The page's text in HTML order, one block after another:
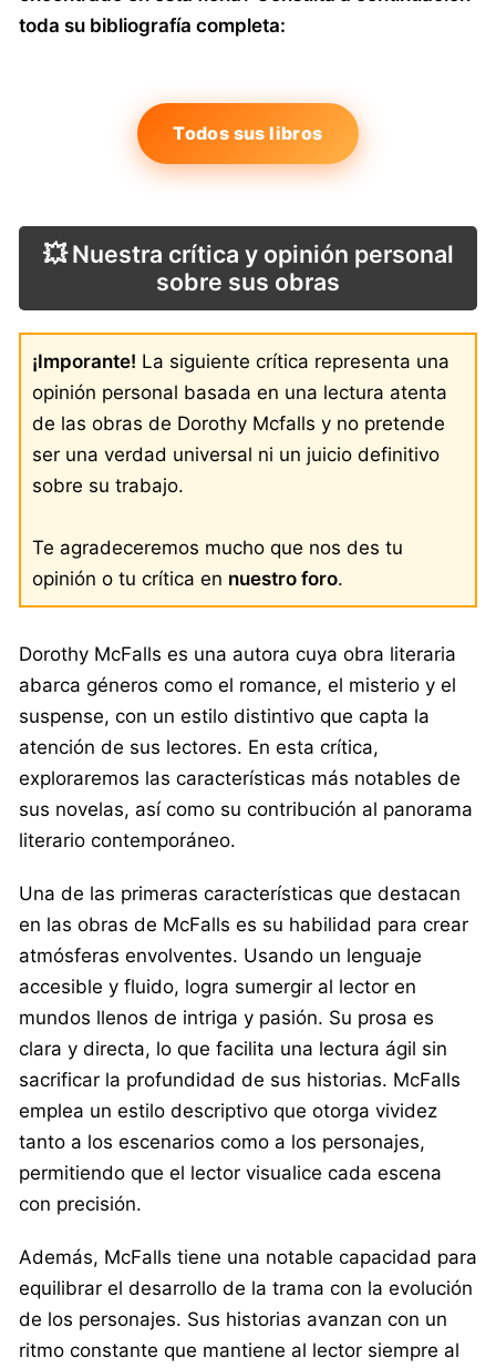
toda su bibliografía completa:
Todos sus libros
💥 Nuestra crítica y opinión personal
sobre sus obras
¡Imporante! La siguiente crítica representa una
opinión personal basada en una lectura atenta
de las obras de Dorothy Mcfalls y no pretende
ser una verdad universal ni un juicio definitivo
sobre su trabajo.
Te agradeceremos mucho que nos des tu
opinión o tu crítica en nuestro foro.
Dorothy McFalls es una autora cuya obra literaria
abarca géneros como el romance, el misterio y el
suspense, con un estilo distintivo que capta la
atención de sus lectores. En esta crítica,
exploraremos las características más notables de
sus novelas, así como su contribución al panorama
literario contemporáneo.
Una de las primeras características que destacan
en las obras de McFalls es su habilidad para crear
atmósferas envolventes. Usando un lenguaje
accesible y fluido, logra sumergir al lector en
mundos llenos de intriga y pasión. Su prosa es
clara y directa, lo que facilita una lectura ágil sin
sacrificar la profundidad de sus historias. McFalls
emplea un estilo descriptivo que otorga vividez
tanto a los escenarios como a los personajes,
permitiendo que el lector visualice cada escena
con precisión.
Además, McFalls tiene una notable capacidad para
equilibrar el desarrollo de la trama con la evolución
de los personajes. Sus historias avanzan con un
ritmo constante que mantiene al lector siempre al